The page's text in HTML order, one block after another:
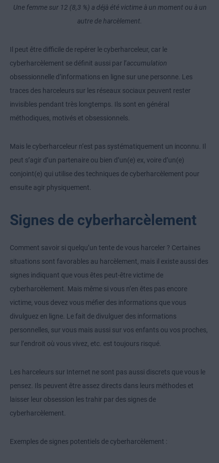
Une femme sur 12 (8,3 %) a déjà été victime à un moment ou à un
autre de harcèlement.
Il peut être difficile de repérer le cyberharceleur, car le
cyberharcèlement se définit aussi par l’accumulation
obsessionnelle d’informations en ligne sur une personne. Les
traces des harceleurs sur les réseaux sociaux peuvent rester
invisibles pendant très longtemps. Ils sont en général
méthodiques, motivés et obsessionnels.
Mais le cyberharceleur n’est pas systématiquement un inconnu. Il
peut s’agir d’un partenaire ou bien d’un(e) ex, voire d’un(e)
conjoint(e) qui utilise des techniques de cyberharcèlement pour
ensuite agir physiquement.
Signes de cyberharcèlement
Comment savoir si quelqu’un tente de vous harceler ? Certaines
situations sont favorables au harcèlement, mais il existe aussi des
signes indiquant que vous êtes peut-être victime de
cyberharcèlement. Mais même si vous n’en êtes pas encore
victime, vous devez vous méfier des informations que vous
divulguez en ligne. Le fait de divulguer des informations
personnelles, sur vous mais aussi sur vos enfants ou vos proches,
sur l’endroit où vous vivez, etc. est toujours risqué.
Les harceleurs sur Internet ne sont pas aussi discrets que vous le
pensez. Ils peuvent être assez directs dans leurs méthodes et
laisser leur obsession les trahir par des signes de
cyberharcèlement.
Exemples de signes potentiels de cyberharcèlement :